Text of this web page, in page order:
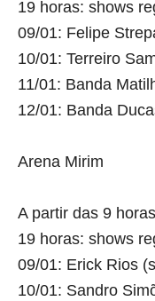
19 horas: shows
09/01: Felipe
10/01: Terreiro
11/01: Banda
12/01: Banda
Arena Mirim
A partir das 9
19 horas: shows
09/01: Erick Rios
10/01: Sandro